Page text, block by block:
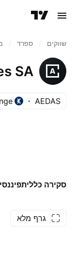
שווקים ספרד‏
SA
AEDAS
סקירה כללית
גרף מלא